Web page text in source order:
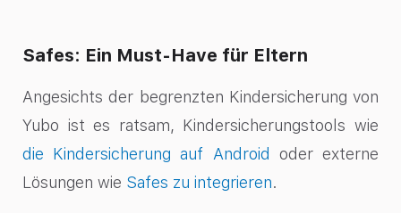
Safes: Ein Must-Have für Eltern
Angesichts der begrenzten Kindersicherung von
Yubo ist es ratsam, Kindersicherungstools wie
die Kindersicherung auf Android
oder externe
Lösungen wie Safes zu integrieren.